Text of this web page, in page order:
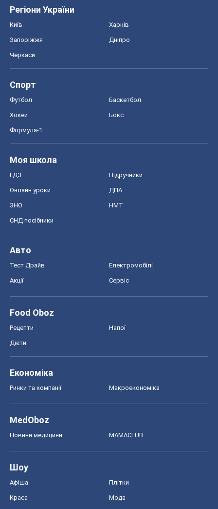
Регіони України
Київ Харків
Запоріжжя Дніпро
Черкаси
Спорт
Футбол Баскетбол
Хокей Бокс
Формула-1
Моя школа
ГДЗ Підручники
Онлайн уроки ДПА
ЗНО НМТ
СНД посібники
Авто
Тест Драйв Електромобілі
Акції Сервіс
Food Oboz
Рецепти Напої
Дієти
Економіка
Ринки та компанії Макроекономіка
MedOboz
Новини медицини MAMACLUB
Шоу
Афіша Плітки
Краса Мода